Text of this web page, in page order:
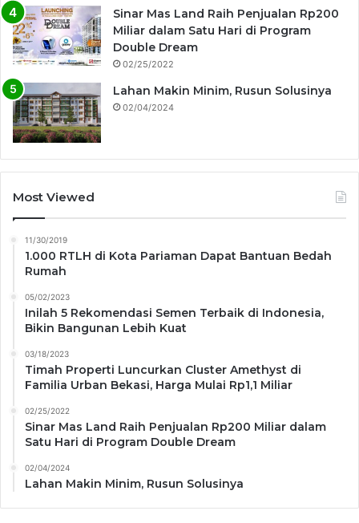
Sinar Mas Land Raih Penjualan Rp200
Miliar dalam Satu Hari di Program
Double Dream
02/25/2022
Lahan Makin Minim, Rusun Solusinya
02/04/2024
Most Viewed
11/30/2019
1.000 RTLH di Kota Pariaman Dapat Bantuan Bedah
Rumah
05/02/2023
Inilah 5 Rekomendasi Semen Terbaik di Indonesia,
Bikin Bangunan Lebih Kuat
03/18/2023
Timah Properti Luncurkan Cluster Amethyst di
Familia Urban Bekasi, Harga Mulai Rp1,1 Miliar
02/25/2022
Sinar Mas Land Raih Penjualan Rp200 Miliar dalam
Satu Hari di Program Double Dream
02/04/2024
Lahan Makin Minim, Rusun Solusinya